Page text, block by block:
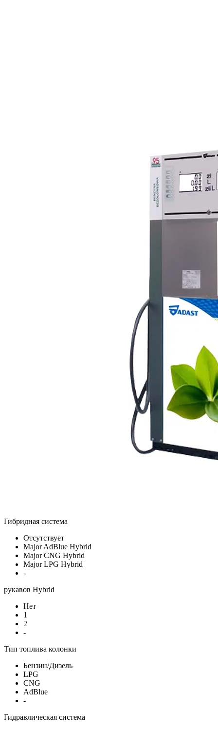
Гибридная система
Отсутствует
Major AdBlue Hybrid
Major CNG Hybrid
Major LPG Hybrid
-
рукавов Hybrid
Нет
1
2
-
Тип топлива колонки
Бензин/Дизель
LPG
CNG
AdBlue
-
Гидравлическая система